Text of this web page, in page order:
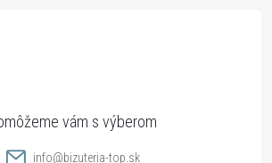
info@bizuteria-top.sk